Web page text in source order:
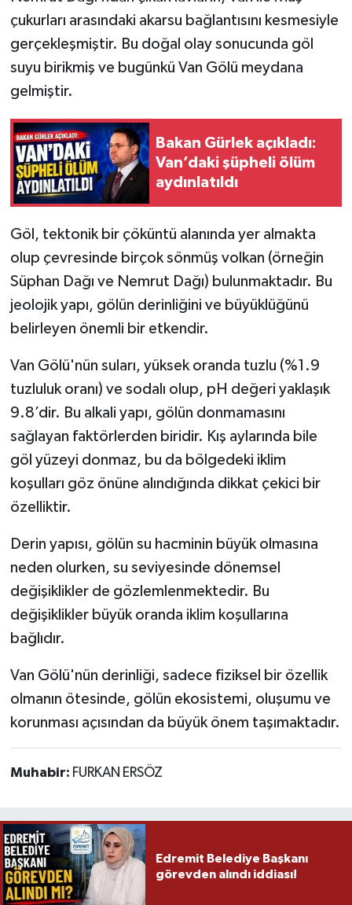
çukurları arasındaki akarsu bağlantısını kesmesiyle
gerçekleşmiştir. Bu doğal olay sonucunda göl
suyu birikmiş ve bugünkü Van Gölü meydana
gelmiştir.
Bakan Gürlek açıkladı:
Van’daki şüpheli ölüm
aydınlatıldı
Göl, tektonik bir çöküntü alanında yer almakta
olup çevresinde birçok sönmüş volkan (örneğin
Süphan Dağı ve Nemrut Dağı) bulunmaktadır. Bu
jeolojik yapı, gölün derinliğini ve büyüklüğünü
belirleyen önemli bir etkendir.
Van Gölü'nün suları, yüksek oranda tuzlu (%1.9
tuzluluk oranı) ve sodalı olup, pH değeri yaklaşık
9.8’dir. Bu alkali yapı, gölün donmamasını
sağlayan faktörlerden biridir. Kış aylarında bile
göl yüzeyi donmaz, bu da bölgedeki iklim
koşulları göz önüne alındığında dikkat çekici bir
özelliktir.
Derin yapısı, gölün su hacminin büyük olmasına
neden olurken, su seviyesinde dönemsel
değişiklikler de gözlemlenmektedir. Bu
değişiklikler büyük oranda iklim koşullarına
bağlıdır.
Van Gölü'nün derinliği, sadece fiziksel bir özellik
olmanın ötesinde, gölün ekosistemi, oluşumu ve
korunması açısından da büyük önem taşımaktadır.
Muhabir: FURKAN ERSÖZ
Edremit Belediye Başkanı
görevden alındı iddiası!